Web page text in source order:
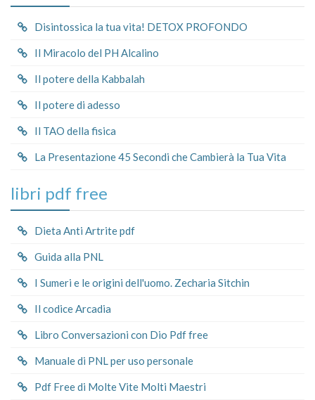
Disintossica la tua vita! DETOX PROFONDO
Il Miracolo del PH Alcalino
Il potere della Kabbalah
Il potere di adesso
Il TAO della fisica
La Presentazione 45 Secondi che Cambierà la Tua Vita
libri pdf free
Dieta Anti Artrite pdf
Guida alla PNL
I Sumeri e le origini dell'uomo. Zecharia Sitchin
Il codice Arcadia
Libro Conversazioni con Dio Pdf free
Manuale di PNL per uso personale
Pdf Free di Molte Vite Molti Maestri